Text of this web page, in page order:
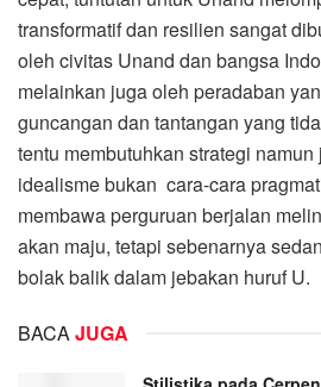
transformatif dan resilien sangat
oleh civitas Unand dan bangsa
melainkan juga oleh peradaban
guncangan dan tantangan yang
tentu membutuhkan strategi
idealisme bukan cara-cara
membawa perguruan berjalan
akan maju, tetapi sebenarnya
bolak balik dalam jebakan huruf U.
BACAJUGA